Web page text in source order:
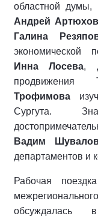
областной думы,
Андрей Артюхов
Галина
экономической
Инна Лосева,
Трофимова
Сургута.
Вадим
департаментов и
Рабочая
обсуждалась